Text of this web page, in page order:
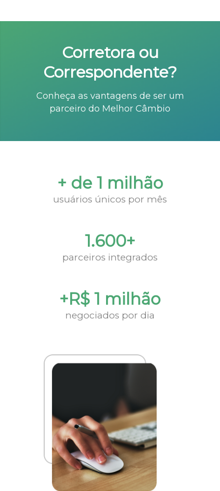
Corretora ou
Correspondente?
Conheça as vantagens de ser um
parceiro do Melhor Câmbio
+ de 1 milhão
usuários únicos por mês
1.600+
parceiros integrados
+R$ 1 milhão
negociados por dia